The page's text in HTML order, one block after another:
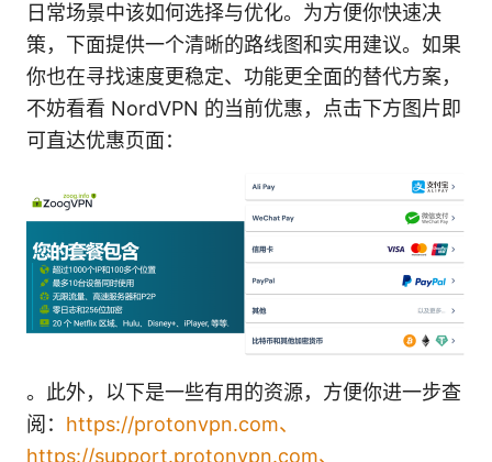
日常场景中该如何选择与优化。为方便你快速决
策，下面提供一个清晰的路线图和实用建议。如果
你也在寻找速度更稳定、功能更全面的替代方案，
不妨看看 NordVPN 的当前优惠，点击下方图片即
可直达优惠页面：
。此外，以下是一些有用的资源，方便你进一步查
阅： https://protonvpn.com、
https://support.protonvpn.com、